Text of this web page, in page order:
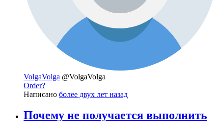
VolgaVolga @VolgaVolga
Order?
Написано более двух лет назад
Почему не получается выполнить